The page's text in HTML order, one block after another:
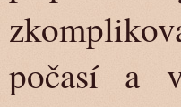
počasí a